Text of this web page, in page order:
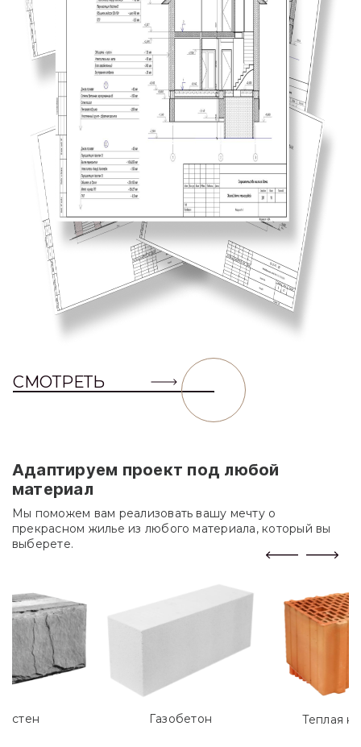
СМОТРЕТЬ
Адаптируем проект под любой
материал
Мы поможем вам реализовать вашу мечту о
прекрасном жилье из любого материала, который вы
выберете.
Газобетон Теплая